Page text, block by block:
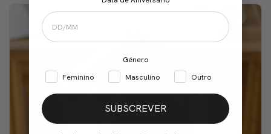
Género
Feminino
Masculino Outro
SUBSCREVER